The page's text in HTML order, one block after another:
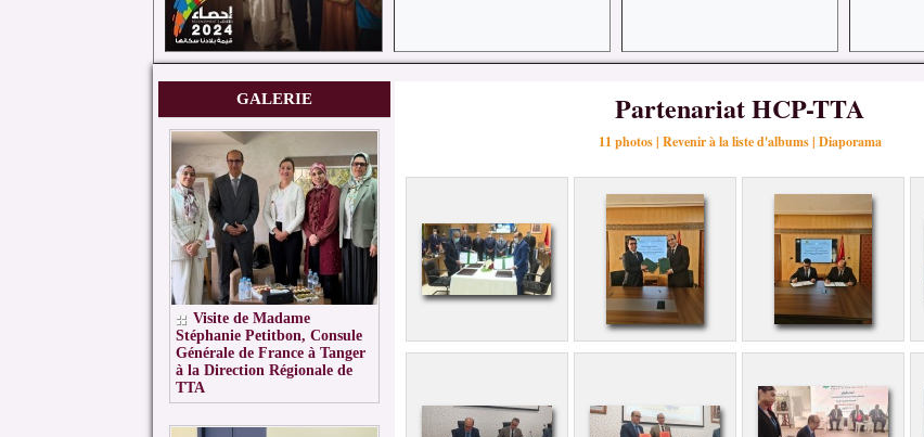
GALERIE
Visite de Madame
Stéphanie Petitbon, Consule
Générale de France à Tanger
à la Direction Régionale de
TTA
Partenariat HCP-TTA
11 photos | Revenir à la liste d'albums | Diaporama